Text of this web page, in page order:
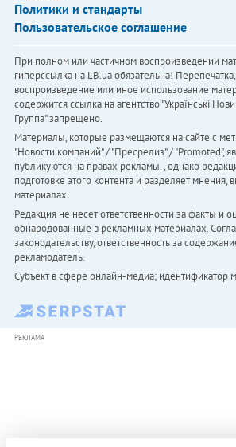
Политики и стандарты
Пользовательское соглашение
При полном или частичном воспроизведении
гиперссылка на LB.ua обязательна!
воспроизведение или иное использование
содержится ссылка на агентство "Українськi
Группа" запрещено.
Материалы, которые размещаются на сайте с
"Новости компаний" / "Пресрелиз" / "Promoted",
публикуются на правах рекламы. , однако
подготовке этого контента и разделяет мнения,
материалах.
Редакция не несет ответственности за факты и
обнародованные в рекламных материалах.
законодательству, ответственность за
рекламодатель.
Субъект в сфере онлайн-медиа; идентификатор
РЕКЛАМА